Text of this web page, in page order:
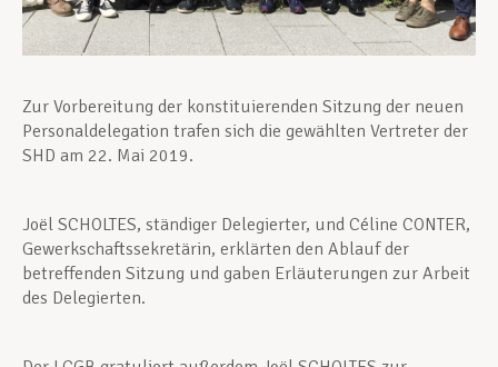
Zur Vorbereitung der konstituierenden Sitzung der neuen
Personaldelegation trafen sich die gewählten Vertreter der
SHD am 22. Mai 2019.
Joël SCHOLTES, ständiger Delegierter, und Céline CONTER,
Gewerkschaftssekretärin, erklärten den Ablauf der
betreffenden Sitzung und gaben Erläuterungen zur Arbeit
des Delegierten.